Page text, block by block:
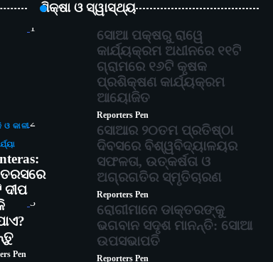
ଓ କାଳୀ
ଦୀପ
Pen
ଶିକ୍ଷା ଓ ସ୍ୱାସ୍ଥ୍ୟ
1
ସୋଆ ପକ୍ଷରୁ ରାୱେ
କାର୍ଯ୍ୟକ୍ରମ ଅଧୀନରେ ୧୧ଟି
ଗ୍ରାମରେ ୧୬ଟି କୃଷକ
ପ୍ରଶିକ୍ଷଣ କାର୍ଯ୍ୟକ୍ରମ
ଆୟୋଜିତ
Reporters Pen
2
ସୋଆର ୨୦ତମ ପ୍ରତିଷ୍ଠା
ଦିବସରେ ବିଶ୍ୱବିଦ୍ୟାଳୟର
ସଫଳତା, ଉତ୍କର୍ଷତା ଓ
ଅଗ୍ରଗତିର ସ୍ମୃତିଚାରଣ
Reporters Pen
3
ରୋଗୀମାନେ ଡାକ୍ତରଙ୍କୁ
ଭଗବାନ ସଦୃଶ ମାନନ୍ତି: ସୋଆ
ଉପସଭାପତି
Reporters Pen